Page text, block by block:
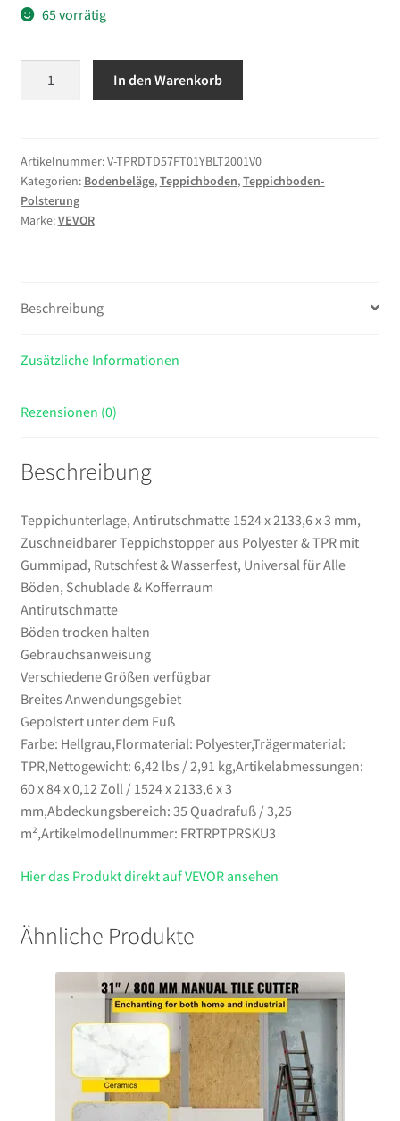
65 vorrätig
x
2133,6
x
3
aus
&
mit
&
Universal
für
Alle
Böden,
Schublade
&
Kofferraum
Menge
In den Warenkorb
Artikelnummer:V-TPRDTD57FT01YBLT2001V0
Kategorien: Bodenbeläge,Teppichboden,Teppichboden-
Polsterung
Marke:VEVOR
Beschreibung
Zusätzliche Informationen
Rezensionen (0)
Beschreibung
Teppichunterlage, Antirutschmatte 1524 x 2133,6 x 3 mm,
Zuschneidbarer Teppichstopper aus Polyester & TPR mit
Gummipad, Rutschfest & Wasserfest, Universal für Alle
Böden, Schublade & Kofferraum
Antirutschmatte
Böden trocken halten
Gebrauchsanweisung
Verschiedene Größen verfügbar
Breites Anwendungsgebiet
Gepolstert unter dem Fuß
Farbe: Hellgrau,Flormaterial: Polyester,Trägermaterial:
TPR,Nettogewicht: 6,42 lbs / 2,91 kg,Artikelabmessungen:
60 x 84 x 0,12 Zoll / 1524 x 2133,6 x 3
mm,Abdeckungsbereich: 35 Quadrafuß / 3,25
m²,Artikelmodellnummer: FRTRPTPRSKU3
Hier das Produkt direkt auf VEVOR ansehen
Ähnliche Produkte